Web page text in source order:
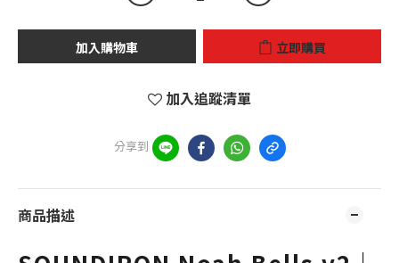
加入購物車 立即購買
加入追蹤清單
分享到
商品描述